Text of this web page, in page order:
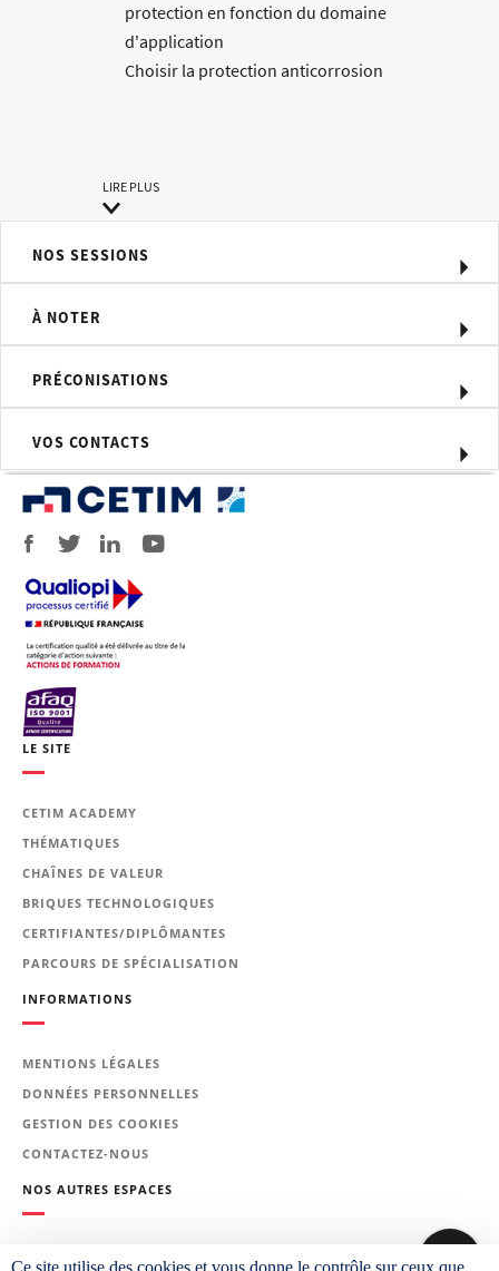
protection en fonction du domaine
d'application
Choisir la protection anticorrosion
Méthodes pédagogiques
théorie et pratique au travers d’études
Choisir ses protections anticorrosion
en fonction des conditions d'utilisation
Moyens d'évaluation
QCM
Profil du formateur
Formateur expert technique dans le
domaine de la corrosion et de la
protection anticorrosion, intervenant
dans des missions de conseil et
d’assistances techniques en entreprise,
avec l'appui d'experts dans le domaine
Prérequis
Aucun prérequis technique
Le programme de la
formation
fonctionnement de l'équipement ou
du composant
Étude du cahier des charges.
Évaluation de la corrosivité du
milieu.
Les traitements de surface
LIRE PLUS
NOS SESSIONS
À NOTER
PRÉCONISATIONS
VOS CONTACTS
LE SITE
CETIM ACADEMY
THÉMATIQUES
CHAÎNES DE VALEUR
BRIQUES TECHNOLOGIQUES
CERTIFIANTES/DIPLÔMANTES
PARCOURS DE SPÉCIALISATION
INFORMATIONS
MENTIONS LÉGALES
DONNÉES PERSONNELLES
GESTION DES COOKIES
CONTACTEZ-NOUS
NOS AUTRES ESPACES
Ce site utilise des cookies et vous donne le contrôle sur ceux que